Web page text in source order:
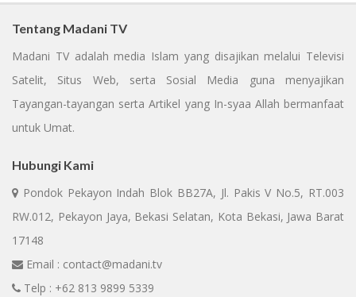
Tentang Madani TV
Madani TV adalah media Islam yang disajikan melalui Televisi
Satelit, Situs Web, serta Sosial Media guna menyajikan
Tayangan-tayangan serta Artikel yang In-syaa Allah bermanfaat
untuk Umat.
Hubungi Kami
Pondok Pekayon Indah Blok BB27A, Jl. Pakis V No.5, RT.003
RW.012, Pekayon Jaya, Bekasi Selatan, Kota Bekasi, Jawa Barat
17148
Email : contact@madani.tv
Telp : +62 813 9899 5339